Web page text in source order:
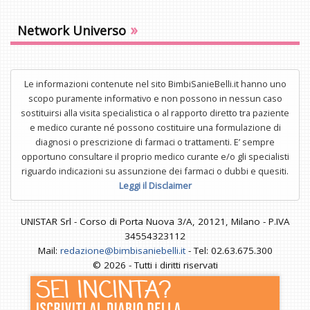
Network Universo »
Le informazioni contenute nel sito BimbiSanieBelli.it hanno uno
scopo puramente informativo e non possono in nessun caso
sostituirsi alla visita specialistica o al rapporto diretto tra paziente
e medico curante né possono costituire una formulazione di
diagnosi o prescrizione di farmaci o trattamenti. E’ sempre
opportuno consultare il proprio medico curante e/o gli specialisti
riguardo indicazioni su assunzione dei farmaci o dubbi e quesiti.
Leggi il Disclaimer
UNISTAR Srl - Corso di Porta Nuova 3/A, 20121, Milano - P.IVA
34554323112
Mail: redazione@bimbisaniebelli.it- Tel: 02.63.675.300
© 2026 - Tutti i diritti riservati